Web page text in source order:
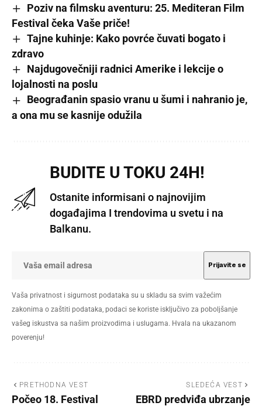
Poziv na filmsku aventuru: 25. Mediteran Film
Festival čeka Vaše priče!
Tajne kuhinje: Kako povrće čuvati bogato i
zdravo
Najdugovečniji radnici Amerike i lekcije o
lojalnosti na poslu
Beograđanin spasio vranu u šumi i nahranio je,
a ona mu se kasnije odužila
BUDITE U TOKU 24H!
Ostanite informisani o najnovijim
događajima I trendovima u svetu i na
Balkanu.
Vaša privatnost i sigurnost podataka su u skladu sa svim važećim
zakonima o zaštiti podataka, podaci se koriste isključivo za poboljšanje
vašeg iskustva sa našim proizvodima i uslugama. Hvala na ukazanom
poverenju!
PRETHODNA VEST
Počeo 18. Festival
SLEDEĆA VEST
EBRD predviđa ubrzanje